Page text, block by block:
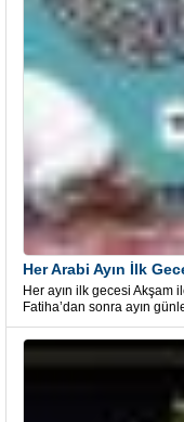
Her ayın ilk gecesi Akşam
Fatiha’dan sonra ayın